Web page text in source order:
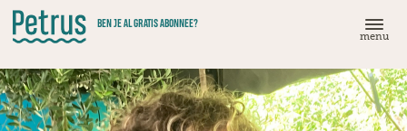
Doorgaan
naar
hoofdinhoud
BEN JE AL GRATIS ABONNEE?
menu